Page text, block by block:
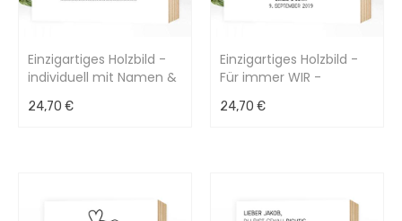
Einzigartiges Holzbild -
individuell mit Namen &
15x15x2cm
24,70 €
Einzigartiges Holzbild -
Für immer WIR -
15x15x2cm
24,70 €